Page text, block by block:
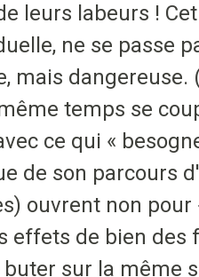
leurs labeurs !
ne se passe
mais
temps se
ce qui «
de son parcours
ouvrent non
effets de bien
sur la même